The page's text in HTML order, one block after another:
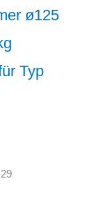
ø125
Typ